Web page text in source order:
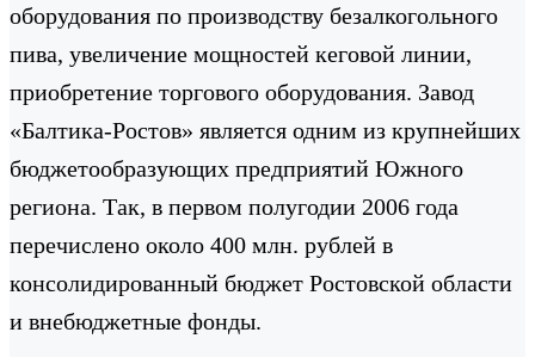
оборудования по производству безалкогольного
пива, увеличение мощностей кеговой линии,
приобретение торгового оборудования. Завод
«Балтика-Ростов» является одним из крупнейших
бюджетообразующих предприятий Южного
региона. Так, в первом полугодии 2006 года
перечислено около 400 млн. рублей в
консолидированный бюджет Ростовской области
и внебюджетные фонды.